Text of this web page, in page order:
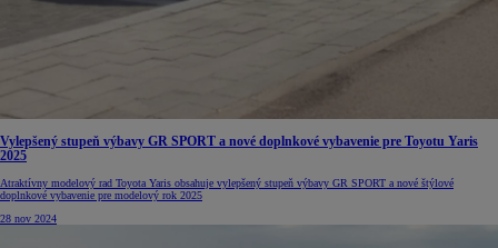
Vylepšený stupeň výbavy GR SPORT a nové doplnkové vybavenie pre Toyotu Yaris
2025
Atraktívny modelový rad Toyota Yaris obsahuje vylepšený stupeň výbavy GR SPORT a nové štýlové
doplnkové vybavenie pre modelový rok 2025
28 nov 2024